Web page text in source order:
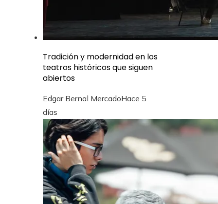
Tradición y modernidad en los
teatros históricos que siguen
abiertos
Edgar Bernal MercadoHace 5
días